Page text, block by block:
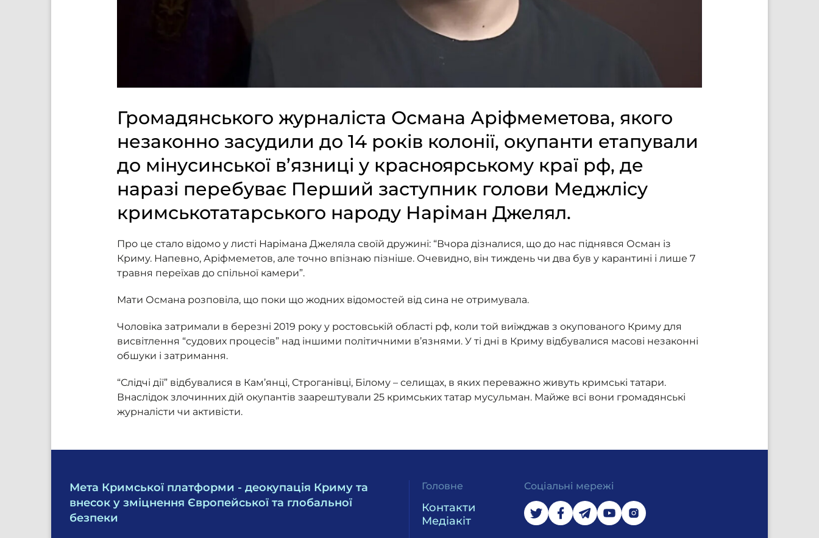
Громадянського журналіста Османа Аріфмеметова, якого
незаконно засудили до 14 років колонії, окупанти етапували
до мінусинської в’язниці у красноярському краї рф, де
наразі перебуває Перший заступник голови Меджлісу
кримськотатарського народу Наріман Джелял.
Про це стало відомо у листі Нарімана Джеляла своїй дружині: “Вчора дізналися, що до нас піднявся Осман із
Криму. Напевно, Аріфмеметов, але точно впізнаю пізніше. Очевидно, він тиждень чи два був у карантині і лише 7
травня переїхав до спільної камери”.
Мати Османа розповіла, що поки що жодних відомостей від сина не отримувала.
Чоловіка затримали в березні 2019 року у ростовській області рф, коли той виїжджав з окупованого Криму для
висвітлення “судових процесів” над іншими політичними в’язнями. У ті дні в Криму відбувалися масові незаконні
обшуки і затримання.
“Слідчі дії” відбувалися в Кам’янці, Строганівці, Білому – селищах, в яких переважно живуть кримські татари.
Внаслідок злочинних дій окупантів заарештували 25 кримських татар мусульман. Майже всі вони громадянські
журналісти чи активісти.
Мета Кримської платформи - деокупація Криму та
внесок у зміцнення Європейської та глобальної
безпеки
Головне
Контакти
Медіакіт
Соціальні мережі